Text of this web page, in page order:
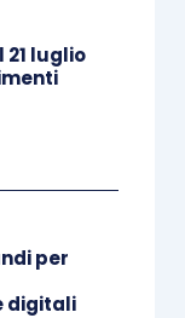
che ha
25%;
per la
prodotta e
trimestre
imposta è
al prezzo
luglio
per
digitali